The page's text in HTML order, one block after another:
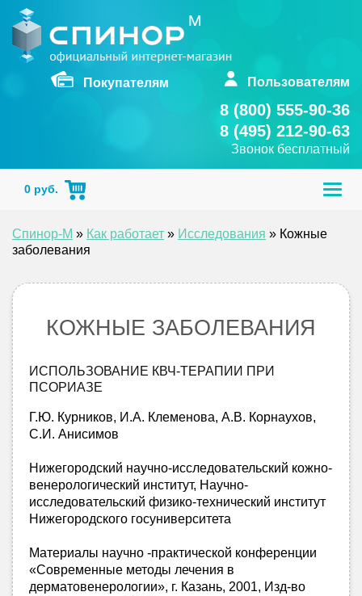
Skip
Покупателям Пользователям
8 (800) 555-90-36
8 (495) 212-90-63
Звонок бесплатный
0 руб.
Спинор-М » Как работает » Исследования » Кожные
заболевания
КОЖНЫЕ ЗАБОЛЕВАНИЯ
ИСПОЛЬЗОВАНИЕ КВЧ-ТЕРАПИИ ПРИ
ПСОРИАЗЕ
Г.Ю. Курников, И.А. Клеменова, А.В. Корнаухов,
С.И. Анисимов
Нижегородский научно-исследовательский кожно-
венерологический институт, Научно-
исследовательский физико-технический институт
Нижегородского госуниверситета
Материалы научно -практической конференции
«Современные методы лечения в
дерматовенерологии», г. Казань, 2001, Изд-во